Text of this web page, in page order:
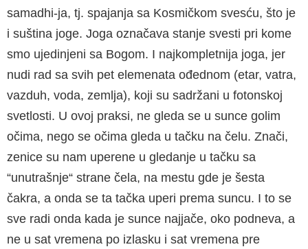
samadhi-ja, tj. spajanja sa Kosmičkom svesću, što je
i suština joge. Joga označava stanje svesti pri kome
smo ujedinjeni sa Bogom. I najkompletnija joga, jer
nudi rad sa svih pet elemenata ođednom (etar, vatra,
vazduh, voda, zemlja), koji su sadržani u fotonskoj
svetlosti. U ovoj praksi, ne gleda se u sunce golim
očima, nego se očima gleda u tačku na čelu. Znači,
zenice su nam uperene u gledanje u tačku sa
“unutrašnje“ strane čela, na mestu gde je šesta
čakra, a onda se ta tačka uperi prema suncu. I to se
sve radi onda kada je sunce najjače, oko podneva, a
ne u sat vremena po izlasku i sat vremena pre